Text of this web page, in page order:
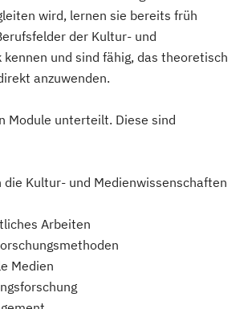
wird, lernen sie bereits früh
der Kultur- und
kennen und sind fähig, das theoretisch
anzuwenden.
Module unterteilt. Diese sind
die Kultur- und Medienwissenschaften
Arbeiten
Medien